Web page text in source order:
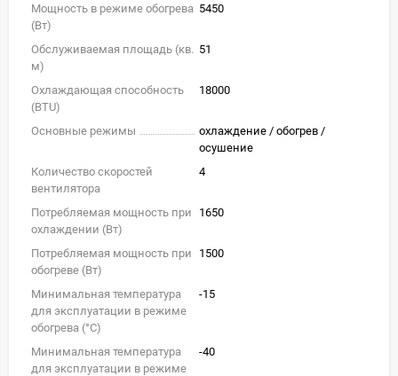
Мощность в режиме обогрева
(Вт)
5450
Обслуживаемая площадь (кв.
м)
51
Охлаждающая способность
(BTU)
18000
Основные режимы
охлаждение / обогрев /
осушение
Количество скоростей
вентилятора
4
Потребляемая мощность при
охлаждении (Вт)
1650
Потребляемая мощность при
обогреве (Вт)
1500
Минимальная температура
для эксплуатации в режиме
обогрева (°C)
-15
Минимальная температура
для эксплуатации в режиме
-40